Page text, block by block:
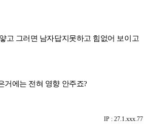
고 그러면 남자답지못하고 힘없어 보이고
거에는 전혀 영향 안주죠?
IP : 27.1.xxx.77